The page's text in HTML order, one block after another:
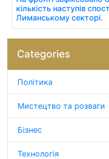
кількість наступів
Лиманському секторі.
Categories
Політика
Мистецтво та розваги
Бізнес
Технологія